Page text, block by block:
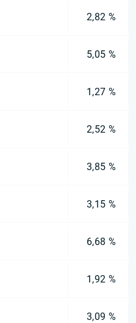
2,82 %
5,05 %
1,27 %
2,52 %
3,85 %
3,15 %
6,68 %
1,92 %
3,09 %